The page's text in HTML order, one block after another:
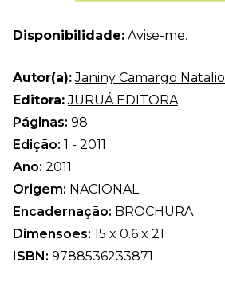
Disponibilidade: Avise-me.
Autor(a): Janiny Camargo Natalio
Editora: JURUÁ EDITORA
Páginas: 98
Edição: 1 - 2011
Ano: 2011
Origem: NACIONAL
Encadernação: BROCHURA
Dimensões: 15 x 0.6 x 21
ISBN: 9788536233871